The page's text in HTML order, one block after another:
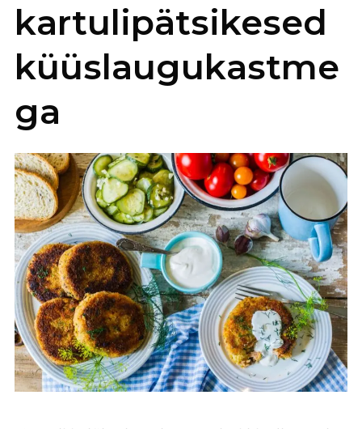
kartulipätsikesed
küüslaugukastme
ga